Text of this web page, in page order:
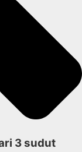
3 sudut